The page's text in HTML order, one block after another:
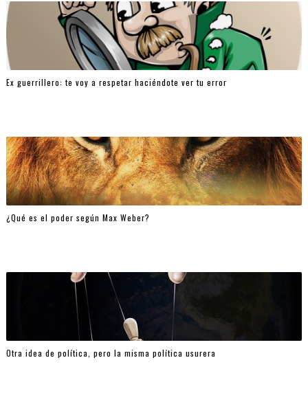
Ex guerrillero: te voy a respetar haciéndote ver tu error
¿Qué es el poder según Max Weber?
Otra idea de política, pero la misma política usurera